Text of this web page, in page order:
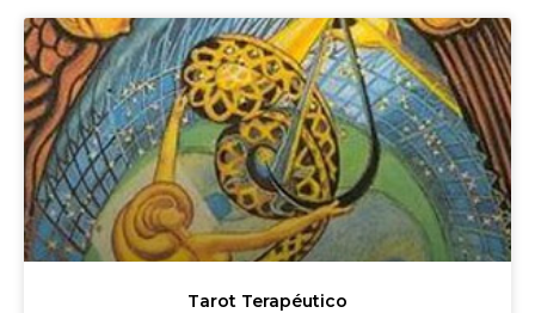
Tarot Terapéutico